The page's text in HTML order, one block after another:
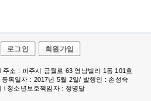
로그인 회원가입
소 : 파주시 금월로 63 영남빌라 1동 101호
록일자 : 2017년 5월 2일/ 발행인 : 손성숙
l 청소년보호책임자 : 정명달